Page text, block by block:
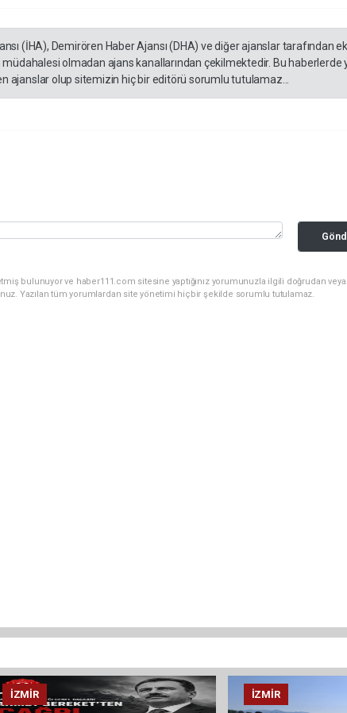
(İHA), Demirören Haber Ajansı (DHA) ve diğer ajanslar tarafından
olmadan ajans kanallarından çekilmektedir. Bu haberlerde
ajanslar olup sitemizin hiç bir editörü sorumlu tutulamaz...
bulunuyor ve haber111.com sitesine yaptığınız yorumunuzla ilgili doğrudan veya
Yazılan tüm yorumlardan site yönetimi hiçbir şekilde sorumlu tutulamaz.
İZMIR İZMIR